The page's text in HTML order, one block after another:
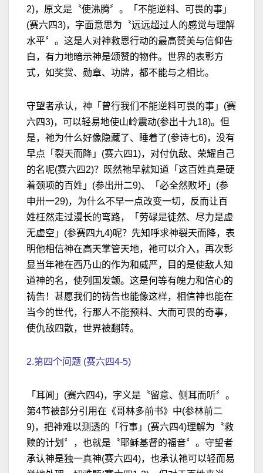
2)，原文是〝使沸腾〞。「不能逆料、可畏的事」
(赛六四3)，字面意思为〝远远超过人的感觉与理解
水平〞。这是人对神救恩行动的最高赞美与信仰告
白，有力地暗示神是颂赞的物件。世界的表彰方
式，如奖赏、勋章、功牌，都不能与之相比。
守望者承认，神「曾行我们不能逆料可畏的事」(赛
六四3)，可以轻易地使山岭震动(参出十九18)。但
是，祂为什么好像隐藏了、睡着了(参诗七6)，没有
早点「裂天而降」(赛六四1)，对付仇敌、荣耀自己
的名呢(赛六四2)？既然祂早就知道「这百姓真是硬
着颈项的百姓」(参出卅二9)、「必全然败坏」(参
申卅一29)，为什么不早一点改变一切，反而让百
姓枉然走过漫长的弯路，「劳碌是徒然、尽力是虚
无虚空」(参赛四九4)呢？先知呼求神裂天而降，表
明他相信神在高天掌管天地，祂可以介入，再次彰
显当年祂在西乃山的作为和威严，目的是使敌人知
道神的名，使列国发颤。这是何等有魄力和信心的
祷告！甚愿我们的祷告也能像这样，相信神也能在
当今的世代，行那人不能预料、大而可畏的奇事，
使仇敌四散，世界被翻转。
2.第四个问题 (赛六四4-5)
「耳闻」(赛六四4)，字义是〝留意、侧耳而听〞。
第4节被部分引用在《哥林多前书》中(参林前二
9)，把神难以测透的「行事」(赛六四4)理解为〝救
赎的计划〞，也就是〝耶稣基督的福音〞。守望者
承认神是独一真神(赛六四4)，也承认祂可以轻而易